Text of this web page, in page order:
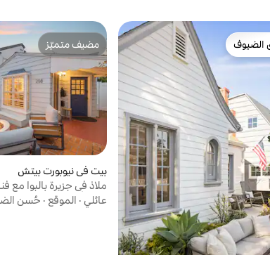
الضيوف
الضيوف
مضيف متميّز
مضيف متميّز
بيت في نيوبورت بيتش
ملاذ في جزيرة بالبوا مع
ومدفأة خارجية
عائلي · الموقع · حُسن